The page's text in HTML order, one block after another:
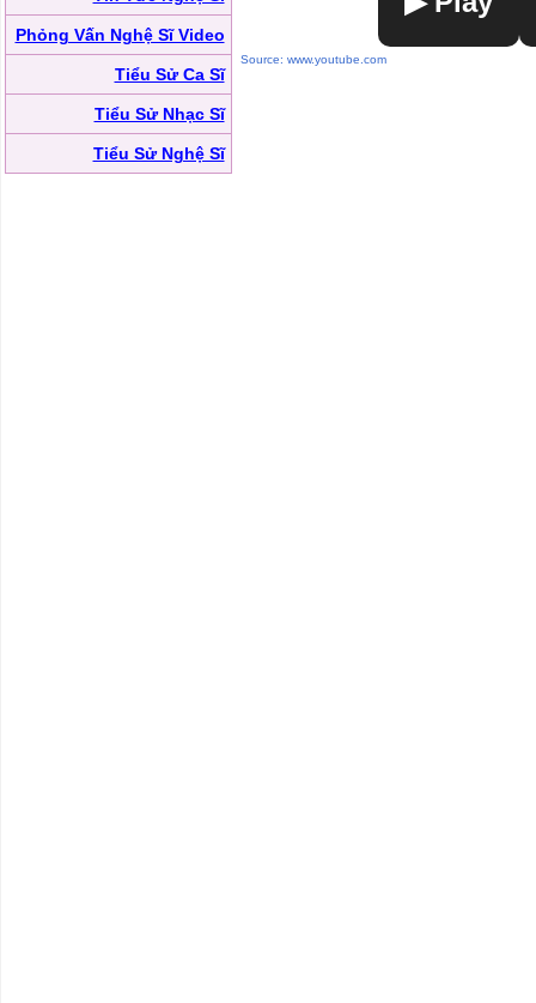
Phỏng Vấn Nghệ Sĩ Video
Tiểu Sử Ca Sĩ
Tiểu Sử Nhạc Sĩ
Tiểu Sử Nghệ Sĩ
Source: www.youtube.com